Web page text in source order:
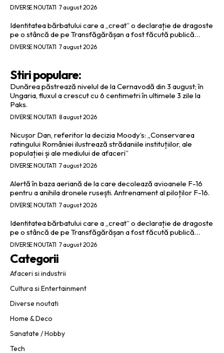
DIVERSE NOUTATI 7 august 2026
Identitatea bărbatului care a „creat” o declarație de dragoste
pe o stâncă de pe Transfăgărășan a fost făcută publică…
DIVERSE NOUTATI 7 august 2026
Stiri populare:
Dunărea păstrează nivelul de la Cernavodă din 3 august; în
Ungaria, fluxul a crescut cu 6 centimetri în ultimele 3 zile la
Paks.
DIVERSE NOUTATI 8 august 2026
Nicușor Dan, referitor la decizia Moody’s: „Conservarea
ratingului României ilustrează strădaniile instituțiilor, ale
populației și ale mediului de afaceri”
DIVERSE NOUTATI 7 august 2026
Alertă în baza aeriană de la care decolează avioanele F-16
pentru a anihila dronele rusești. Antrenament al piloților F-16.
DIVERSE NOUTATI 7 august 2026
Identitatea bărbatului care a „creat” o declarație de dragoste
pe o stâncă de pe Transfăgărășan a fost făcută publică…
DIVERSE NOUTATI 7 august 2026
Categorii
Afaceri si industrii
Cultura si Entertainment
Diverse noutati
Home & Deco
Sanatate / Hobby
Tech